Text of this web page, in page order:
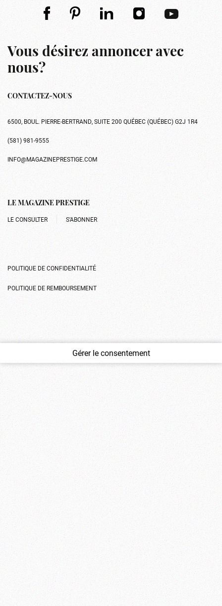
Vous désirez annoncer avec
nous?
CONTACTEZ-NOUS
6500, BOUL. PIERRE-BERTRAND, SUITE 200 QUÉBEC (QUÉBEC) G2J 1R4
(581) 981-9555
INFO@MAGAZINEPRESTIGE.COM
LE MAGAZINE PRESTIGE
LE CONSULTER S’ABONNER
POLITIQUE DE CONFIDENTIALITÉ
POLITIQUE DE REMBOURSEMENT
Gérer le consentement